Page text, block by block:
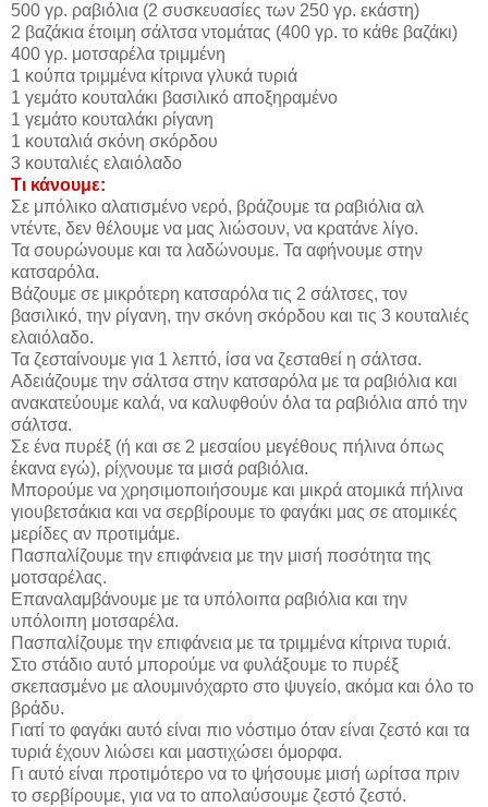
500 γρ. ραβιόλια (2 συσκευασίες των 250 γρ. εκάστη)
2 βαζάκια έτοιμη σάλτσα ντομάτας (400 γρ. το κάθε βαζάκι)
400 γρ. μοτσαρέλα τριμμένη
1 κούπα τριμμένα κίτρινα γλυκά τυριά
1 γεμάτο κουταλάκι βασιλικό αποξηραμένο
1 γεμάτο κουταλάκι ρίγανη
1 κουταλιά σκόνη σκόρδου
3 κουταλιές ελαιόλαδο
Τι κάνουμε:
Σε μπόλικο αλατισμένο νερό, βράζουμε τα ραβιόλια αλ
ντέντε, δεν θέλουμε να μας λιώσουν, να κρατάνε λίγο.
Τα σουρώνουμε και τα λαδώνουμε. Τα αφήνουμε στην
κατσαρόλα.
Βάζουμε σε μικρότερη κατσαρόλα τις 2 σάλτσες, τον
βασιλικό, την ρίγανη, την σκόνη σκόρδου και τις 3 κουταλιές
ελαιόλαδο.
Τα ζεσταίνουμε για 1 λεπτό, ίσα να ζεσταθεί η σάλτσα.
Αδειάζουμε την σάλτσα στην κατσαρόλα με τα ραβιόλια και
ανακατεύουμε καλά, να καλυφθούν όλα τα ραβιόλια από την
σάλτσα.
Σε ένα πυρέξ (ή και σε 2 μεσαίου μεγέθους πήλινα όπως
έκανα εγώ), ρίχνουμε τα μισά ραβιόλια.
Μπορούμε να χρησιμοποιήσουμε και μικρά ατομικά πήλινα
γιουβετσάκια και να σερβίρουμε το φαγάκι μας σε ατομικές
μερίδες αν προτιμάμε.
Πασπαλίζουμε την επιφάνεια με την μισή ποσότητα της
μοτσαρέλας.
Επαναλαμβάνουμε με τα υπόλοιπα ραβιόλια και την
υπόλοιπη μοτσαρέλα.
Πασπαλίζουμε την επιφάνεια με τα τριμμένα κίτρινα τυριά.
Στο στάδιο αυτό μπορούμε να φυλάξουμε το πυρέξ
σκεπασμένο με αλουμινόχαρτο στο ψυγείο, ακόμα και όλο το
βράδυ.
Γιατί το φαγάκι αυτό είναι πιο νόστιμο όταν είναι ζεστό και τα
τυριά έχουν λιώσει και μαστιχώσει όμορφα.
Γι αυτό είναι προτιμότερο να το ψήσουμε μισή ωρίτσα πριν
το σερβίρουμε, για να το απολαύσουμε ζεστό ζεστό.